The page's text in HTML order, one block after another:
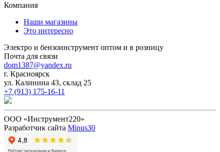
Компания
Наши магазины
Это интересно
Электро и бензоинструмент оптом и в розницу
Почта для связи
dom1387@yandex.ru
г. Красноярск
ул. Калинина 43, склад 25
+7 (913) 175-16-11
ООО «Инструмент220»
Разработчик сайта Minus30